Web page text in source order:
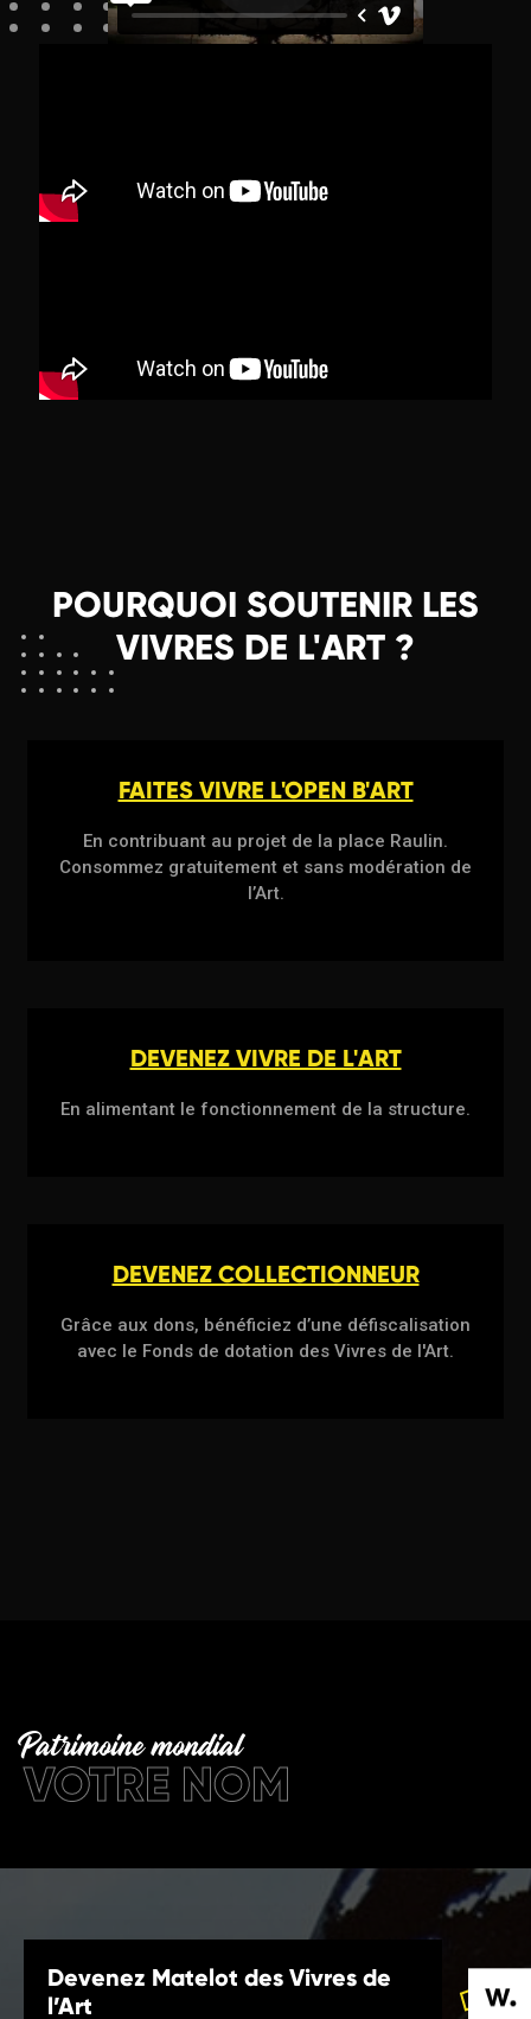
POURQUOI SOUTENIR LES
VIVRES DE L'ART ?
FAITES VIVRE L'OPEN B'ART
En contribuant au projet de la place Raulin.
Consommez gratuitement et sans modération de
l’Art.
DEVENEZ VIVRE DE L'ART
En alimentant le fonctionnement de la structure.
DEVENEZ COLLECTIONNEUR
Grâce aux dons, bénéficiez d’une défiscalisation
avec le Fonds de dotation des Vivres de l'Art.
Patrimoine mondial
VOTRE NOM
Devenez Matelot des Vivres de
l’Art